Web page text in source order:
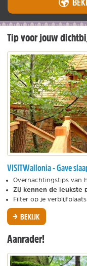
of
regio
Tip voor jouw
VISITWallonia - Gave
Overnachtingstips van
Zij kennen de leukste
Filter op je
BEKIJK
Aanrader!